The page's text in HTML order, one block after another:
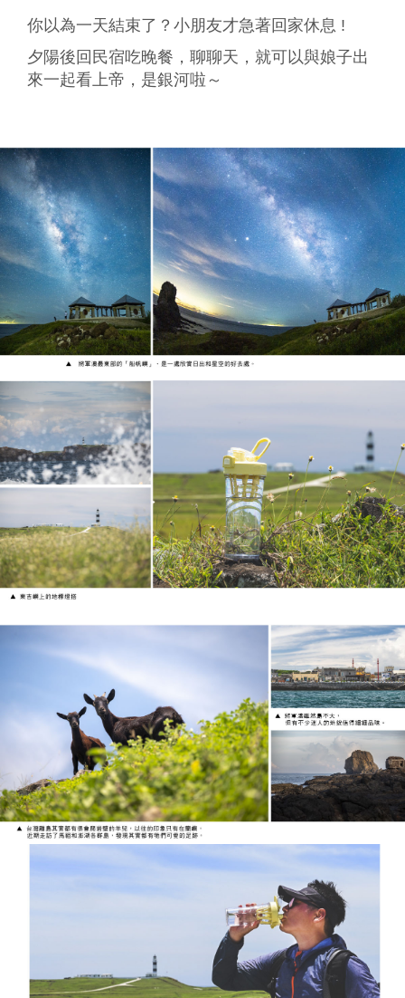
你以為一天結束了？小朋友才急著回家休息 !
夕陽後回民宿吃晚餐，聊聊天，就可以與娘子出
來一起看上帝，是銀河啦～